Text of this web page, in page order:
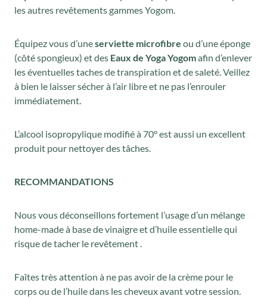
les autres revêtements gammes Yogom.
Équipez vous d’uneserviette microfibre ou d’une éponge
(côté spongieux) et des Eaux de Yoga Yogomafin d’enlever
les éventuelles taches de transpiration et de saleté. Veillez
à bien le laisser sécher à l’air libre et ne pas l’enrouler
immédiatement.
L’alcool isopropylique modifié à 70° est aussi un excellent
produit pour nettoyer des tâches.
RECOMMANDATIONS
Nous vous déconseillons fortement l’usage d’un mélange
home-made à base de vinaigre et d’huile essentielle qui
risque de tacher le revêtement .
Faîtes très attention à ne pas avoir de la crème pour le
corps ou de l’huile dans les cheveux avant votre session.